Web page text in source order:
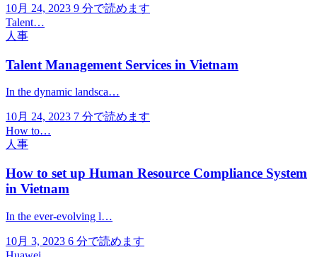
10月 24, 2023 9 分で読めます
Talent…
人事
Talent Management Services in Vietnam
In the dynamic landsca…
10月 24, 2023 7 分で読めます
How to…
人事
How to set up Human Resource Compliance System
in Vietnam
In the ever-evolving l…
10月 3, 2023 6 分で読めます